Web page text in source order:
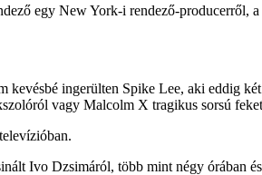
egy New York-i rendező-producerről,
kevésbé ingerülten Spike Lee, aki eddig
vagy Malcolm X tragikus sorsú
Ivo Dzsimáról, több mint négy órában